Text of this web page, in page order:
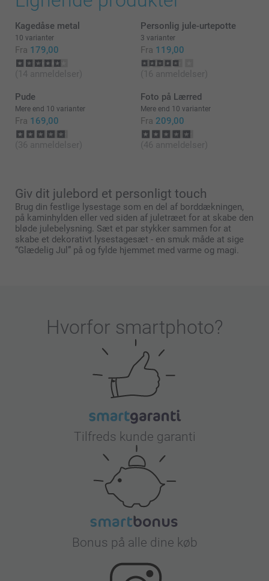
Hav en fortsat god dag!
Venlig hilsen
Kagedåse metal
10 varianter
Fra 179,00
(14 anmeldelser)
Personlig jule-urtepotte
3 varianter
Fra 119,00
(16 anmeldelser)
Pude
Mere end 10 varianter
Fra 169,00
(36 anmeldelser)
Foto på Lærred
Mere end 10 varianter
Fra 209,00
(46 anmeldelser)
Giv dit julebord et personligt touch
Brug din festlige lysestage som en del af borddækningen,
på kaminhylden eller ved siden af juletræet for at skabe den
bløde julebelysning. Sæt et par stykker sammen for at
skabe et dekorativt lysestagesæt - en smuk måde at sige
“Glædelig Jul” på og fylde hjemmet med varme og magi.
Hvorfor smartphoto?
Tilfreds kunde garanti
Bonus på alle dine køb